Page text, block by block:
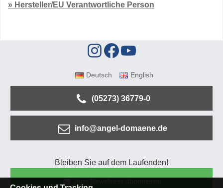
» Hersteller/EU Verantwortliche Person
Deutsch English
(05273) 36779-0
info@angel-domaene.de
Bleiben Sie auf dem Laufenden!